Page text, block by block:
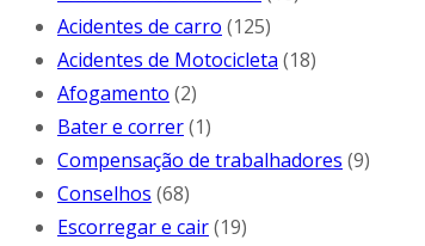
Acidentes de carro (125)
Acidentes de Motocicleta (18)
Afogamento (2)
Bater e correr(1)
Compensação de trabalhadores (9)
Conselhos (68)
Escorregar e cair(19)